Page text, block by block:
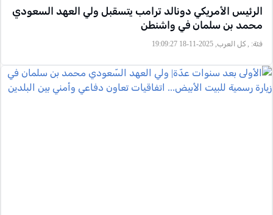
الرئيس الأمريكي دونالد ترامب يتسقبل ولي العهد السعودي
محمد بن سلمان في واشنطن
فئة: , كل العرب, 2025-11-18 19:09:27